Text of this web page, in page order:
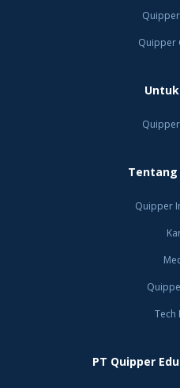
Quipper
Tentang
Quipper
Tech
PT Quipper